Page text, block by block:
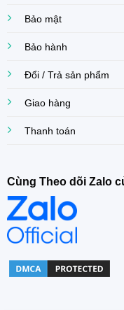
Bảo mật
Bảo hành
Đổi / Trả sản phẩm
Giao hàng
Thanh toán
Cùng Theo dõi Zalo